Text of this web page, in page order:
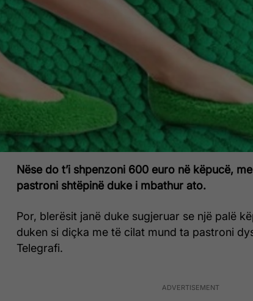
Nëse do t’i shpenzoni 600 euro në këpucë,
pastroni shtëpinë duke i mbathur ato.
Por, blerësit janë duke sugjeruar se një palë
duken si diçka me të cilat mund ta pastroni
Telegrafi.